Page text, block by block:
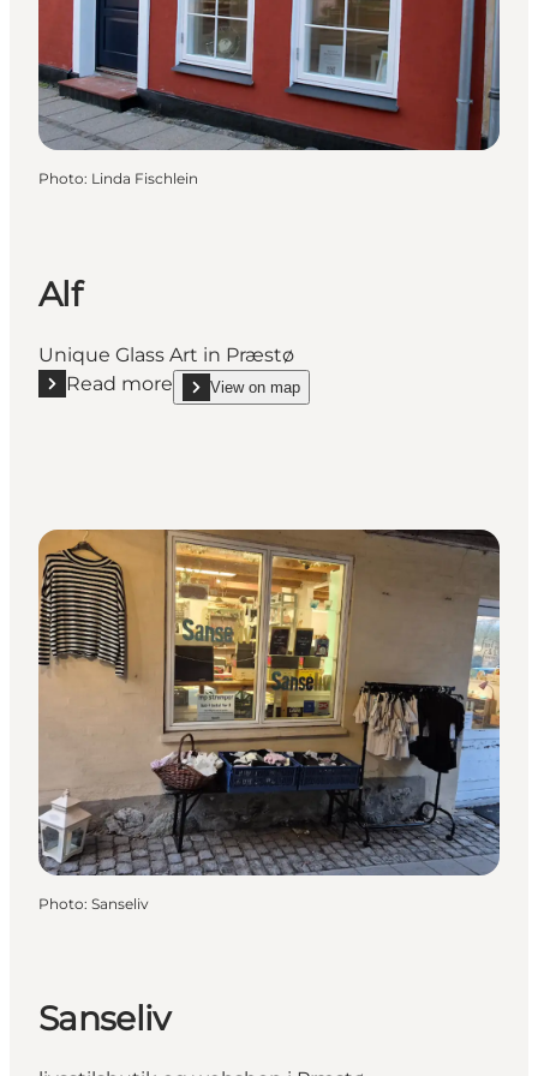
Photo: Linda Fischlein
Alf
Unique Glass Art in Præstø
Read more
Read more "Alf" View on map
show Alf on_map
Photo: Sanseliv
Sanseliv